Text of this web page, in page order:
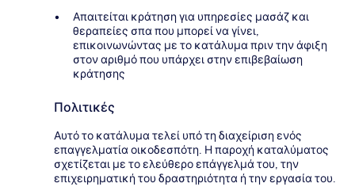
Απαιτείται κράτηση για υπηρεσίες μασάζ και
θεραπείες σπα που μπορεί να γίνει,
επικοινωνώντας με το κατάλυμα πριν την άφιξη
στον αριθμό που υπάρχει στην επιβεβαίωση
κράτησης
Πολιτικές
Αυτό το κατάλυμα τελεί υπό τη διαχείριση ενός
επαγγελματία οικοδεσπότη. Η παροχή καταλύματος
σχετίζεται με το ελεύθερο επάγγελμά του, την
επιχειρηματική του δραστηριότητα ή την εργασία του.